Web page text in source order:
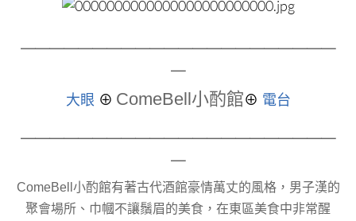
大眼 ⊕ ComeBell小酌館⊕ 電台
ComeBell小酌館有著古代酒館豪情萬丈的風格，男子漢的
聚會場所、巾幗不讓鬚眉的美食，在東區美食中非常醒